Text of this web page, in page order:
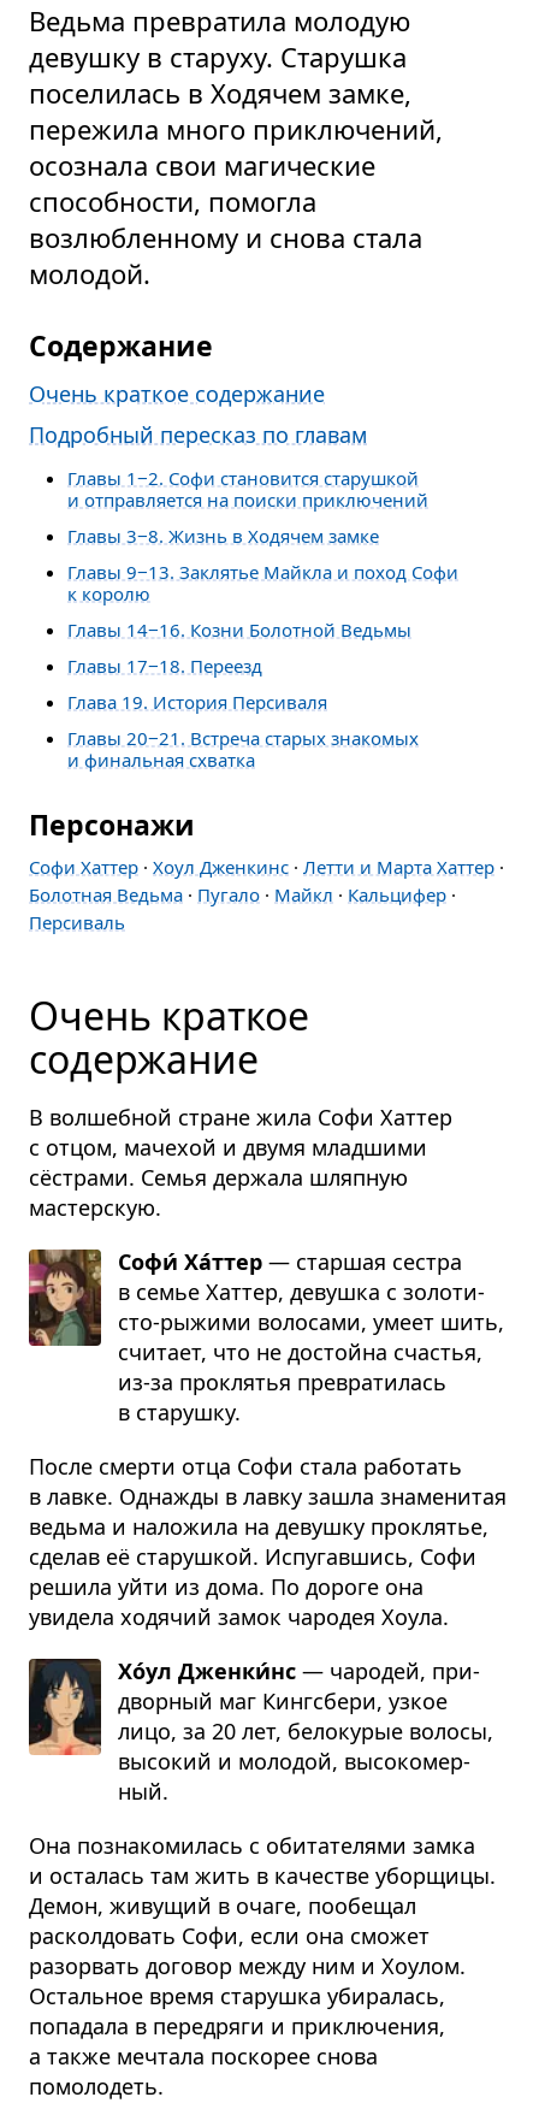
Ведьма превратила молодую
девушку в старуху. Старушка
поселилась в Ходячем замке,
пережила много приключений,
осознала свои магические
способности, помогла
возлюбленному и снова стала
молодой.
Содержание
Очень краткое содержание
Подробный пересказ по главам
Главы 1−2. Софи становится старушкой
и отправляется на поиски приключений
Главы 3−8. Жизнь в Ходячем замке
Главы 9−13. Заклятье Майкла и поход Софи
к королю
Главы 14−16. Козни Болотной Ведьмы
Главы 17−18. Переезд
Глава 19. История Персиваля
Главы 20−21. Встреча старых знакомых
и финальная схватка
Персонажи
Софи Хаттер · Хоул Дженкинс · Летти и Марта Хаттер ·
Болотная Ведьма · Пугало · Майкл · Кальцифер ·
Персиваль
Очень краткое
содержание
В волшебной стране жила Софи Хаттер
с отцом, мачехой и двумя младшими
сёстрами. Семья держала шляпную
мастерскую.
Софи́ Ха́ттер — стар­шая сестра
в семье Хат­тер, девушка с золо­ти­
сто-рыжими воло­сами, умеет шить,
счи­тает, что не достойна сча­стья,
из-за про­кля­тья пре­вра­ти­лась
в ста­рушку.
После смерти отца Софи стала работать
в лавке. Однажды в лавку зашла знаменитая
ведьма и наложила на девушку проклятье,
сделав её старушкой. Испугавшись, Софи
решила уйти из дома. По дороге она
увидела ходячий замок чародея Хоула.
Хо́ул Дженки́нс — чаро­дей, при­
двор­ный маг Кинг­с­бери, узкое
лицо, за 20 лет, бело­ку­рые волосы,
высо­кий и моло­дой, высо­ко­мер­
ный.
Она познакомилась с обитателями замка
и осталась там жить в качестве уборщицы.
Демон, живущий в очаге, пообещал
расколдовать Софи, если она сможет
разорвать договор между ним и Хоулом.
Остальное время старушка убиралась,
попадала в передряги и приключения,
а также мечтала поскорее снова
помолодеть.